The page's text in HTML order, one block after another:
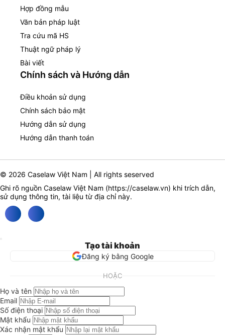
Hợp đồng mẫu
Văn bản pháp luật
Tra cứu mã HS
Thuật ngữ pháp lý
Bài viết
Chính sách và Hướng dẫn
Điều khoản sử dụng
Chính sách bảo mật
Hướng dẫn sử dụng
Hướng dẫn thanh toán
© 2026 Caselaw Việt Nam | All rights seserved
Ghi rõ nguồn Caselaw Việt Nam (https://caselaw.vn) khi trích dẫn,
sử dụng thông tin, tài liệu từ địa chỉ này.
Tạo tài khoản
Đăng ký bằng Google
HOẶC
Họ và tên
Email
Số điện thoại
Mật khẩu
Xác nhận mật khẩu